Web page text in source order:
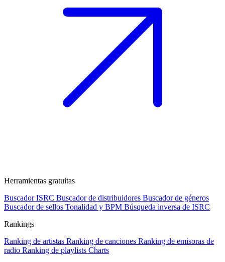
Herramientas gratuitas
Buscador ISRC Buscador de distribuidores Buscador de géneros
Buscador de sellos Tonalidad y BPM Búsqueda inversa de ISRC
Rankings
Ranking de artistas Ranking de canciones Ranking de emisoras de
radio Ranking de playlists Charts